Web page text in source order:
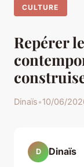
CULTURE
Repérer
Dinaïs•10/06/
D Dinaïs